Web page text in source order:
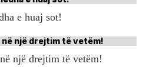
e huaj sot!
një drejtim të vetëm!